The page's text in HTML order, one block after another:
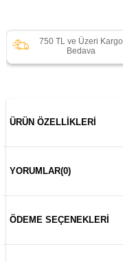
750 TL ve Üzeri Kargo
Bedava
ÜRÜN ÖZELLIKLERI
YORUMLAR(0)
ÖDEME SEÇENEKLERI